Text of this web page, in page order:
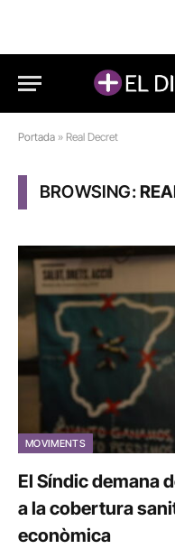
Portada » Real Decret
BROWSING:
MOVIMENTS
El Síndic demana
a la cobertura
econòmica